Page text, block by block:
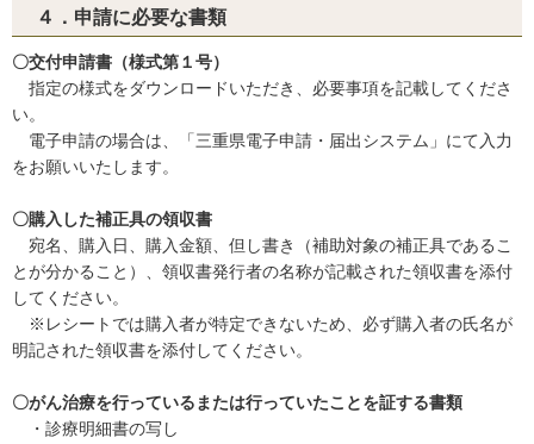
４．申請に必要な書類
〇交付申請書（様式第１号）
指定の様式をダウンロードいただき、必要事項を記載してくださ
い。
電子申請の場合は、「三重県電子申請・届出システム」にて入力
をお願いいたします。
〇購入した補正具の領収書
宛名、購入日、購入金額、但し書き（補助対象の補正具であるこ
とが分かること）、領収書発行者の名称が記載された領収書を添付
してください。
※レシートでは購入者が特定できないため、必ず購入者の氏名が
明記された領収書を添付してください。
〇がん治療を行っているまたは行っていたことを証する書類
・診療明細書の写し